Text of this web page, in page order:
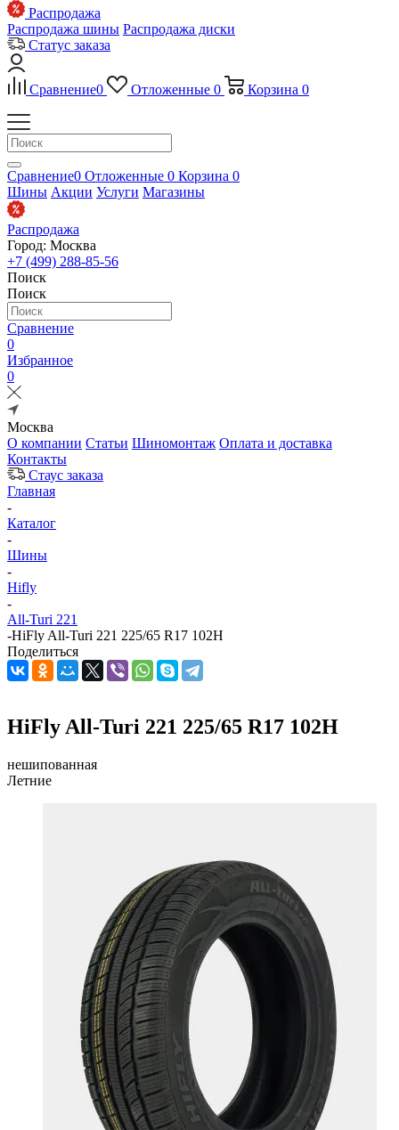
Распродажа
Распродажа шины Распродажа диски
Статус заказа
Сравнение0 Отложенные 0 Корзина 0
Сравнение0 Отложенные 0 Корзина 0
Шины Акции Услуги Магазины
Распродажа
Город: Москва
+7 (499) 288-85-56
Поиск
Поиск
Сравнение
0
Избранное
0
Москва
О компании Статьи Шиномонтаж Оплата и доставка
Контакты
Стаус заказа
Главная
-
Каталог
-
Шины
-
Hifly
-
All-Turi 221
-HiFly All-Turi 221 225/65 R17 102H
Поделиться
HiFly All-Turi 221 225/65 R17 102H
нешипованная
Летние